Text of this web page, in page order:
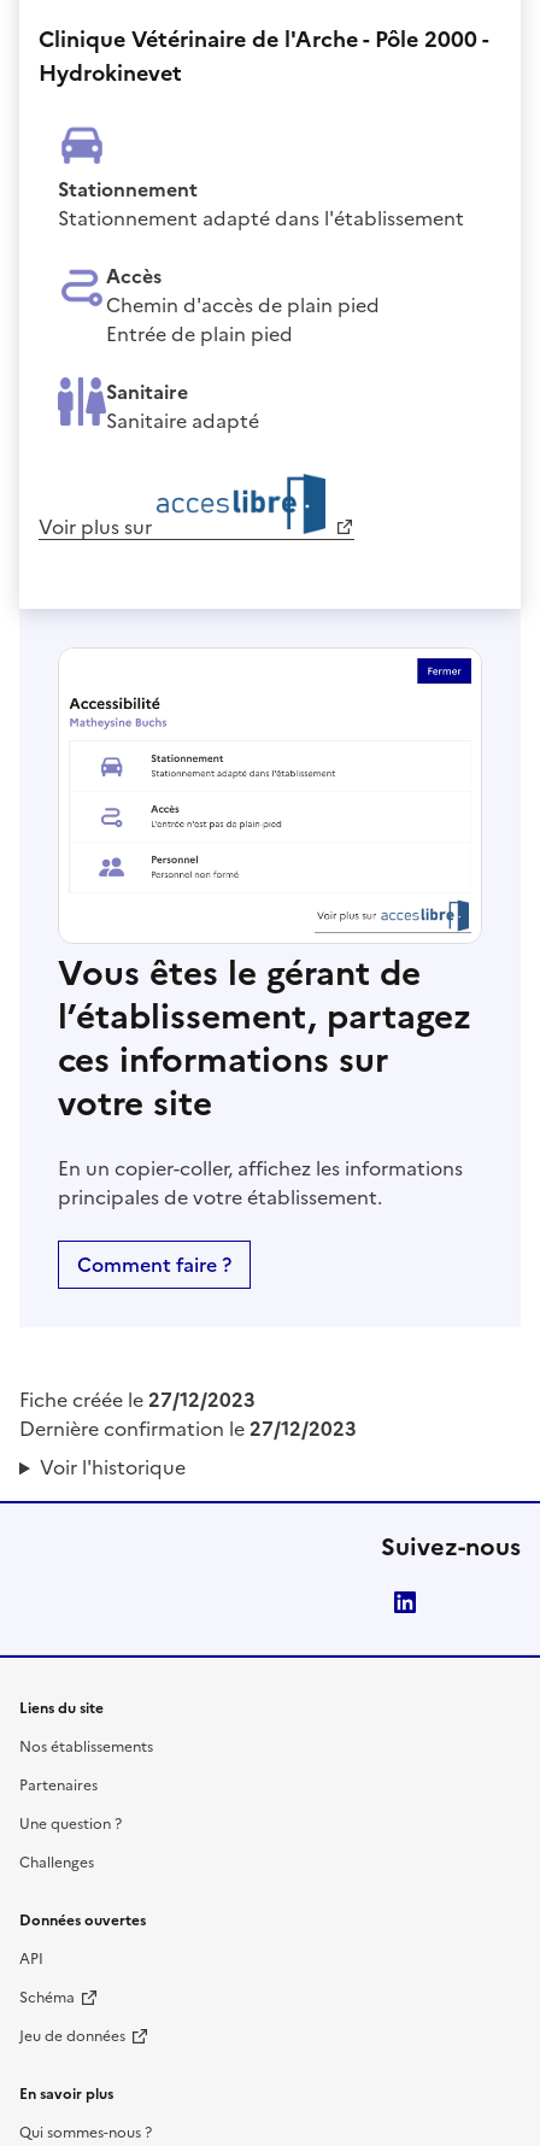
Clinique Vétérinaire de l'Arche - Pôle 2000 -
Hydrokinevet
Stationnement
Stationnement adapté dans l'établissement
Accès
Chemin d'accès de plain pied
Entrée de plain pied
Sanitaire
Sanitaire adapté
Voir plus sur
Vous êtes le gérant de
l’établissement, partagez
ces informations sur
votre site
En un copier-coller, affichez les informations
principales de votre établissement.
Comment faire ?
Fiche créée le27/12/2023
Dernière confirmation le27/12/2023
Voir l'historique
Suivez-nous
Liens du site
Nos établissements
Partenaires
Une question ?
Challenges
Données ouvertes
API
Schéma
Jeu de données
En savoir plus
Qui sommes-nous ?